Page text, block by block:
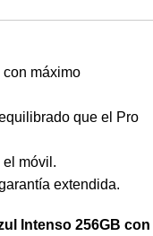
máximo
que el Pro
móvil.
extendida.
Intenso 256GB con